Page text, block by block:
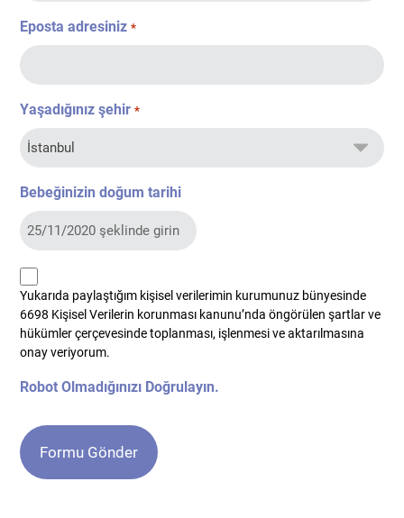
Eposta adresiniz *
Yaşadığınız şehir *
Bebeğinizin doğum tarihi
kvkk
*
Yukarıda paylaştığım kişisel verilerimin kurumunuz bünyesinde
6698 Kişisel Verilerin korunması kanunu’nda öngörülen şartlar ve
hükümler çerçevesinde toplanması, işlenmesi ve aktarılmasına
onay veriyorum.
Robot Olmadığınızı Doğrulayın.